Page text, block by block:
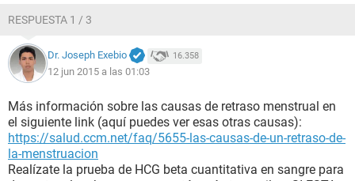
RESPUESTA 1 / 3
Dr. Joseph Exebio 16.358
12 jun 2015 a las 01:03
Más información sobre las causas de retraso menstrual en
el siguiente link (aquí puedes ver esas otras causas):
https://salud.ccm.net/faq/5655-las-causas-de-un-retraso-de-
la-menstruacion
Realízate la prueba de HCG beta cuantitativa en sangre para